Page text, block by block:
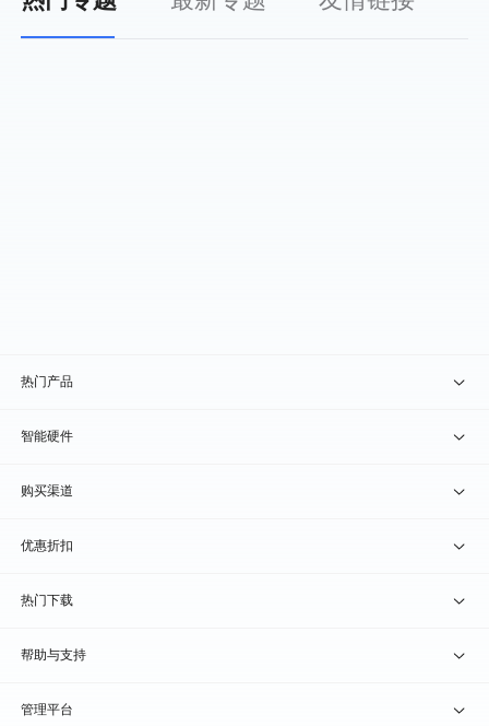
热门产品
贝锐向日葵 · 远程控制
贝锐蒲公英 · 异地组网
贝锐花生壳 · 动态域名
贝锐洋葱头 · 协作无间
智能硬件
贝锐向日葵硬件
贝锐蒲公英硬件
贝锐花生壳硬件
购买渠道
天猫旗舰店
京东旗舰店
优惠折扣
兑换码通道
教育公益折扣
热门下载
贝锐向日葵客户端
贝锐蒲公英客户端
帮助与支持
我要建议
管理平台